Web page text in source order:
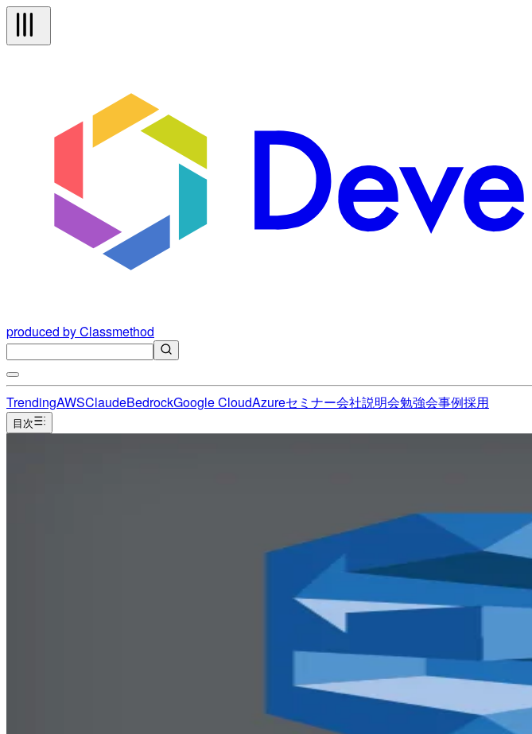
produced by Classmethod
TrendingAWSClaudeBedrockGoogle CloudAzureセミナー会社説明会勉強会事例採用
目次